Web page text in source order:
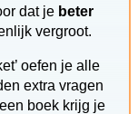
dat je beter
vergroot.
oefen je alle
extra vragen
boek krijg je